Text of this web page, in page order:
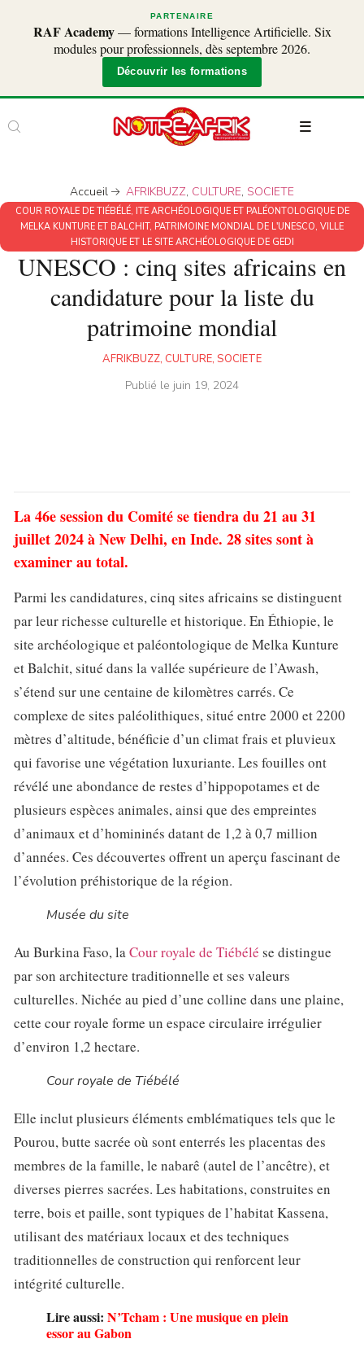
PARTENAIRE
RAF Academy— formations Intelligence Artificielle. Six
modules pour professionnels, dès septembre 2026.
Découvrir les formations
Accueil AFRIKBUZZ, CULTURE, SOCIETE
COUR ROYALE DE TIÉBÉLÉ, ITE ARCHÉOLOGIQUE ET PALÉONTOLOGIQUE DE
MELKA KUNTURE ET BALCHIT, PATRIMOINE MONDIAL DE L'UNESCO, VILLE
HISTORIQUE ET LE SITE ARCHÉOLOGIQUE DE GEDI
UNESCO : cinq sites africains en
candidature pour la liste du
patrimoine mondial
AFRIKBUZZ, CULTURE, SOCIETE
Publié le juin 19, 2024
La 46e session du Comité se tiendra du 21 au 31
juillet 2024 à New Delhi, en Inde. 28 sites sont à
examiner au total.
Parmi les candidatures, cinq sites africains se distinguent
par leur richesse culturelle et historique. En Éthiopie, le
site archéologique et paléontologique de Melka Kunture
et Balchit, situé dans la vallée supérieure de l’Awash,
s’étend sur une centaine de kilomètres carrés. Ce
complexe de sites paléolithiques, situé entre 2000 et 2200
mètres d’altitude, bénéficie d’un climat frais et pluvieux
qui favorise une végétation luxuriante. Les fouilles ont
révélé une abondance de restes d’hippopotames et de
plusieurs espèces animales, ainsi que des empreintes
d’animaux et d’homininés datant de 1,2 à 0,7 million
d’années. Ces découvertes offrent un aperçu fascinant de
l’évolution préhistorique de la région.
Musée du site
Au Burkina Faso, laCour royale de Tiébélé se distingue
par son architecture traditionnelle et ses valeurs
culturelles. Nichée au pied d’une colline dans une plaine,
cette cour royale forme un espace circulaire irrégulier
d’environ 1,2 hectare.
Cour royale de Tiébélé
Elle inclut plusieurs éléments emblématiques tels que le
Pourou, butte sacrée où sont enterrés les placentas des
membres de la famille, le nabarê (autel de l’ancêtre), et
diverses pierres sacrées. Les habitations, construites en
terre, bois et paille, sont typiques de l’habitat Kassena,
utilisant des matériaux locaux et des techniques
traditionnelles de construction qui renforcent leur
intégrité culturelle.
Lire aussi: N’Tcham : Une musique en plein
essor au Gabon